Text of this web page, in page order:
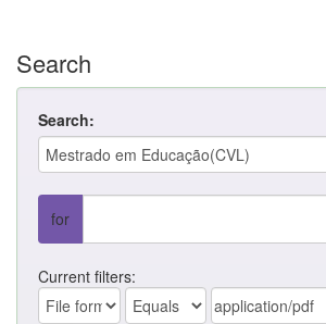
Search
Search:
for
Current filters: